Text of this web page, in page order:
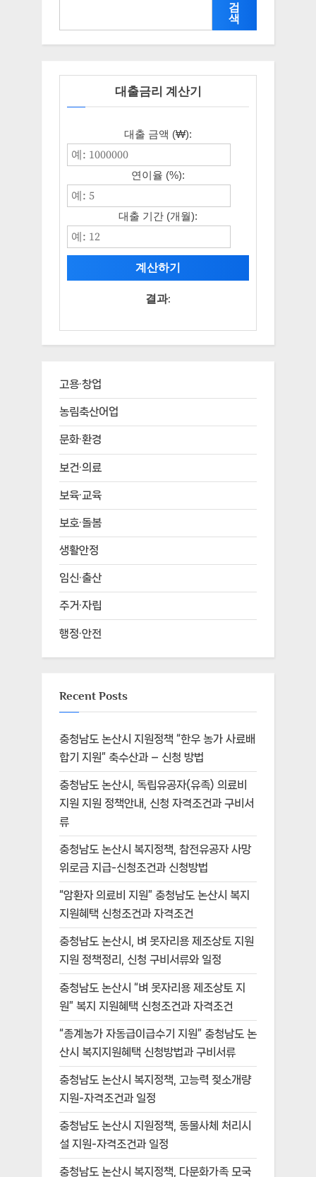
검
색
대출금리 계산기
대출 금액 (₩):
연이율 (%):
대출 기간 (개월):
계산하기
결과:
고용·창업
농림축산어업
문화·환경
보건·의료
보육·교육
보호·돌봄
생활안정
임신·출산
주거·자립
행정·안전
Recent Posts
충청남도 논산시 지원정책 “한우 농가 사료배
합기 지원” 축수산과 – 신청 방법
충청남도 논산시, 독립유공자(유족) 의료비
지원 지원 정책안내, 신청 자격조건과 구비서
류
충청남도 논산시 복지정책, 참전유공자 사망
위로금 지급-신청조건과 신청방법
“암환자 의료비 지원” 충청남도 논산시 복지
지원혜택 신청조건과 자격조건
충청남도 논산시, 벼 못자리용 제조상토 지원
지원 정책정리, 신청 구비서류와 일정
충청남도 논산시 “벼 못자리용 제조상토 지
원” 복지 지원혜택 신청조건과 자격조건
“종계농가 자동급이급수기 지원” 충청남도 논
산시 복지지원혜택 신청방법과 구비서류
충청남도 논산시 복지정책, 고능력 젖소개량
지원-자격조건과 일정
충청남도 논산시 지원정책, 동물사체 처리시
설 지원-자격조건과 일정
충청남도 논산시 복지정책, 다문화가족 모국